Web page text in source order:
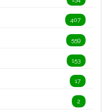
407
559
153
17
2